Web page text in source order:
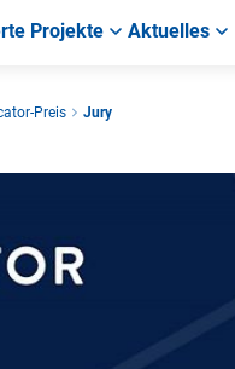
Projekte Aktuelles
Preis Jury